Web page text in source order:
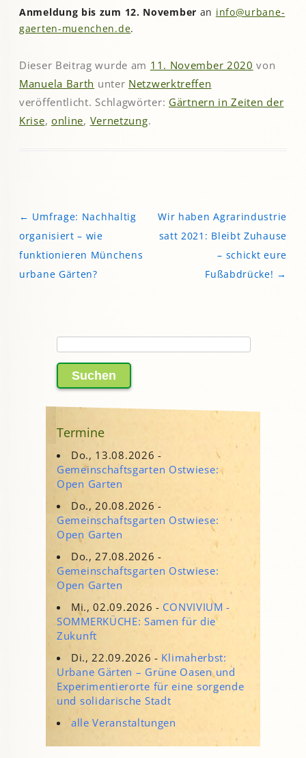
Anmeldung bis zum 12. November an info@urbane-
gaerten-muenchen.de.
Dieser Beitrag wurde am 11. November 2020 von
Manuela Barth unter Netzwerktreffen
veröffentlicht. Schlagwörter: Gärtnern in Zeiten der
Krise, online, Vernetzung.
Beitragsnavigation
← Umfrage: Nachhaltig
organisiert – wie
funktionieren Münchens
urbane Gärten?
Wir haben Agrarindustrie
satt 2021: Bleibt Zuhause
– schickt eure
Fußabdrücke! →
nach:
Termine
Do., 13.08.2026 -
Gemeinschaftsgarten Ostwiese:
Open Garten
Do., 20.08.2026 -
Gemeinschaftsgarten Ostwiese:
Open Garten
Do., 27.08.2026 -
Gemeinschaftsgarten Ostwiese:
Open Garten
Mi., 02.09.2026 - CONVIVIUM -
SOMMERKÜCHE: Samen für die
Zukunft
Di., 22.09.2026 - Klimaherbst:
Urbane Gärten – Grüne Oasen und
Experimentierorte für eine sorgende
und solidarische Stadt
alle Veranstaltungen